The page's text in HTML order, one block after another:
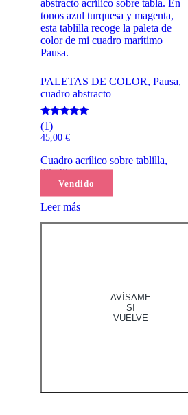
Vendido
PALETAS DE COLOR, Pausa,
cuadro abstracto
Valorado
con
5.00
(1)
45,00 €
Cuadro acrílico sobre tablilla,
20x20cm
Leer más
AVÍSAME
SI
VUELVE